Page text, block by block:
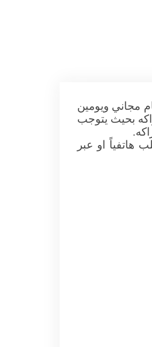
مجاني ويومين
بحيث يتوجب
او عبر